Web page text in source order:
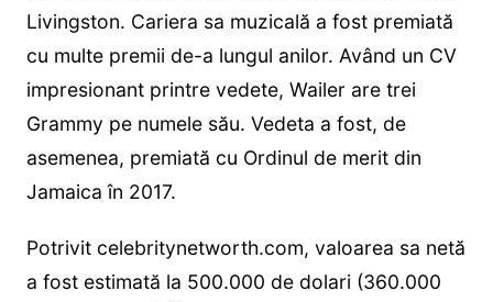
Livingston. Cariera sa muzicală a fost premiată
cu multe premii de-a lungul anilor. Având un CV
impresionant printre vedete, Wailer are trei
Grammy pe numele său. Vedeta a fost, de
asemenea, premiată cu Ordinul de merit din
Jamaica în 2017.
Potrivit celebritynetworth.com, valoarea sa netă
a fost estimată la 500.000 de dolari (360.000